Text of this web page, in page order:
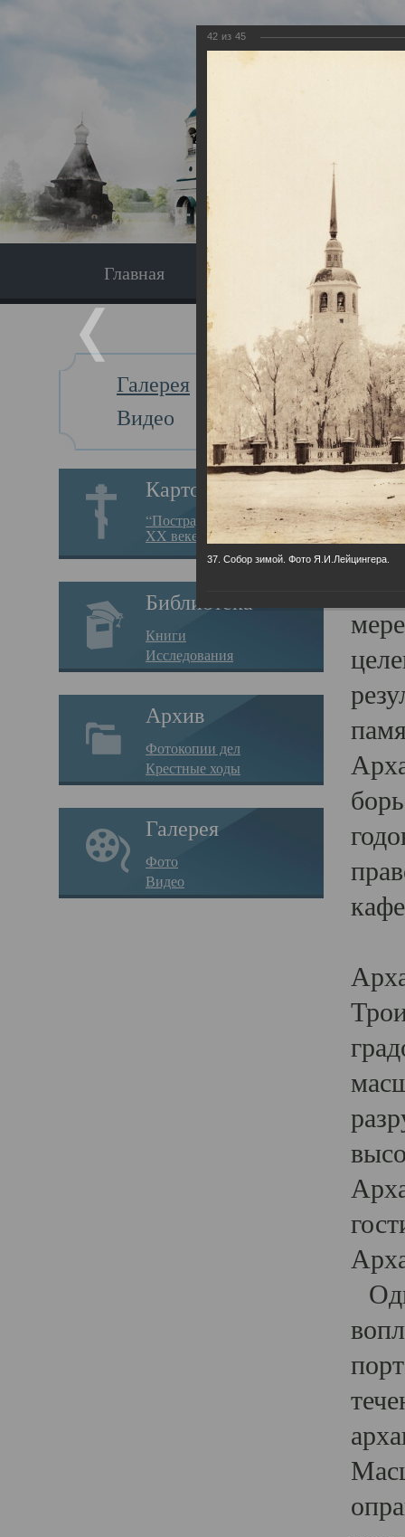
Главная Экскурсия
Галерея
Видео
Картотека
“Пострадавшие за веру в
XX веке на Севере”
Библиотека
Книги
Исследования
Архив
Фотокопии дел
Крестные ходы
Галерея
Фото
Видео
Главная
42 из 45
37. Собор зимой. Фото Я.И.Лейцингера.